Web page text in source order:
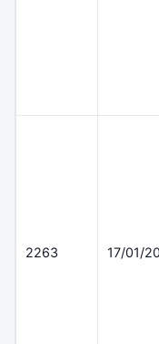
2263 17/01/